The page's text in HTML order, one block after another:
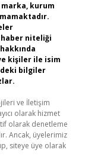
kurum
niteliği
kişiler ile isim
bilgiler
ve İletişim
olarak hizmet
olarak denetleme
Ancak, üyelerimiz
siteye üye olarak